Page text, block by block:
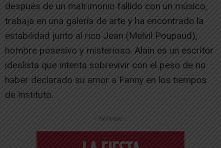
después de un matrimonio fallido con un músico,
trabaja en una galería de arte y ha encontrado la
estabilidad junto al rico Jean (Melvil Poupaud),
hombre posesivo y misterioso. Alain es un escritor
idealista que intenta sobrevivir con el peso de no
haber declarado su amor a Fanny en los tiempos
de Instituto.
-- Publicidad --